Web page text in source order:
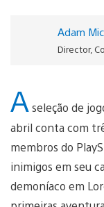
Adam
Director,
A seleção de
abril conta com
membros do
inimigos em seu
demoníaco em